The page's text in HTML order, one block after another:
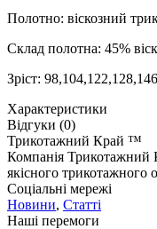
Полотно: віскозний
Склад полотна: 45%
Зріст: 98,104,122,128,146
Характеристики
Відгуки (0)
Трикотажний Край ™
Компанія Трикотажний
якісного трикотажного
Соціальні мережі
Новини, Статті
Наші перемоги